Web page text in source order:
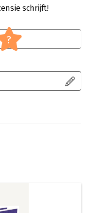
schrijft!
?